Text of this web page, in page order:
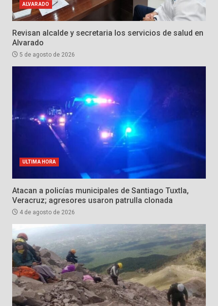
ALVARADO
Revisan alcalde y secretaria los servicios de salud en
Alvarado
5 de agosto de 2026
ULTIMA HORA
Atacan a policías municipales de Santiago Tuxtla,
Veracruz; agresores usaron patrulla clonada
4 de agosto de 2026